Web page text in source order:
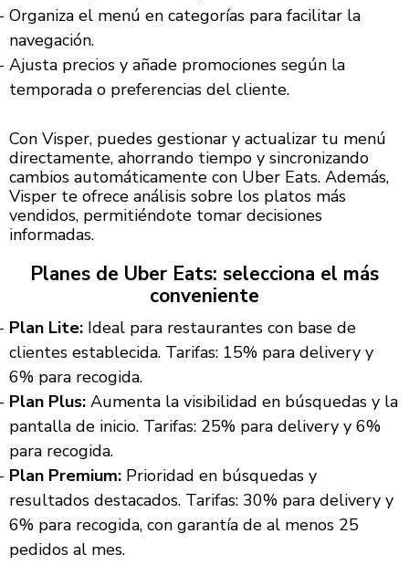
Organiza el menú en categorías para facilitar la
navegación.
Ajusta precios y añade promociones según la
temporada o preferencias del cliente.
Con Visper, puedes gestionar y actualizar tu menú
directamente, ahorrando tiempo y sincronizando
cambios automáticamente con Uber Eats. Además,
Visper te ofrece análisis sobre los platos más
vendidos, permitiéndote tomar decisiones
informadas.
Planes de Uber Eats: selecciona el más
conveniente
Plan Lite: Ideal para restaurantes con base de
clientes establecida. Tarifas: 15% para delivery y
6% para recogida.
Plan Plus: Aumenta la visibilidad en búsquedas y la
pantalla de inicio. Tarifas: 25% para delivery y 6%
para recogida.
Plan Premium: Prioridad en búsquedas y
resultados destacados. Tarifas: 30% para delivery y
6% para recogida, con garantía de al menos 25
pedidos al mes.